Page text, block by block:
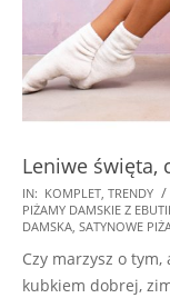
Leniwe święta,
2021-
12-
IN: KOMPLET, TRENDY
PIŻAMY DAMSKIE Z
DAMSKA, SATYNOWE
Czy marzysz o tym,
kubkiem dobrej,